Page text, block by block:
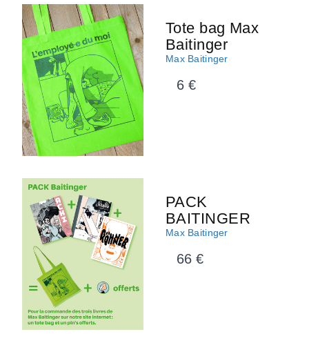
Tote bag Max
Baitinger
Max Baitinger
6 €
PACK
BAITINGER
Max Baitinger
66 €